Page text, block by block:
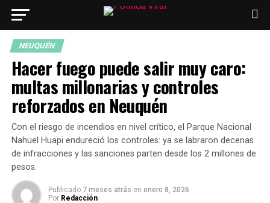
NEUQUÉN
Hacer fuego puede salir muy caro:
multas millonarias y controles
reforzados en Neuquén
Con el riesgo de incendios en nivel crítico, el Parque Nacional
Nahuel Huapi endureció los controles: ya se labraron decenas
de infracciones y las sanciones parten desde los 2 millones de
pesos.
Publicado 7 meses atrás en enero 8, 2026
Por Redacción